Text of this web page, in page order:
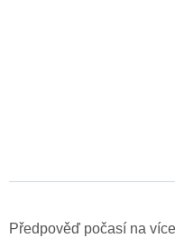
Předpověď počasí na